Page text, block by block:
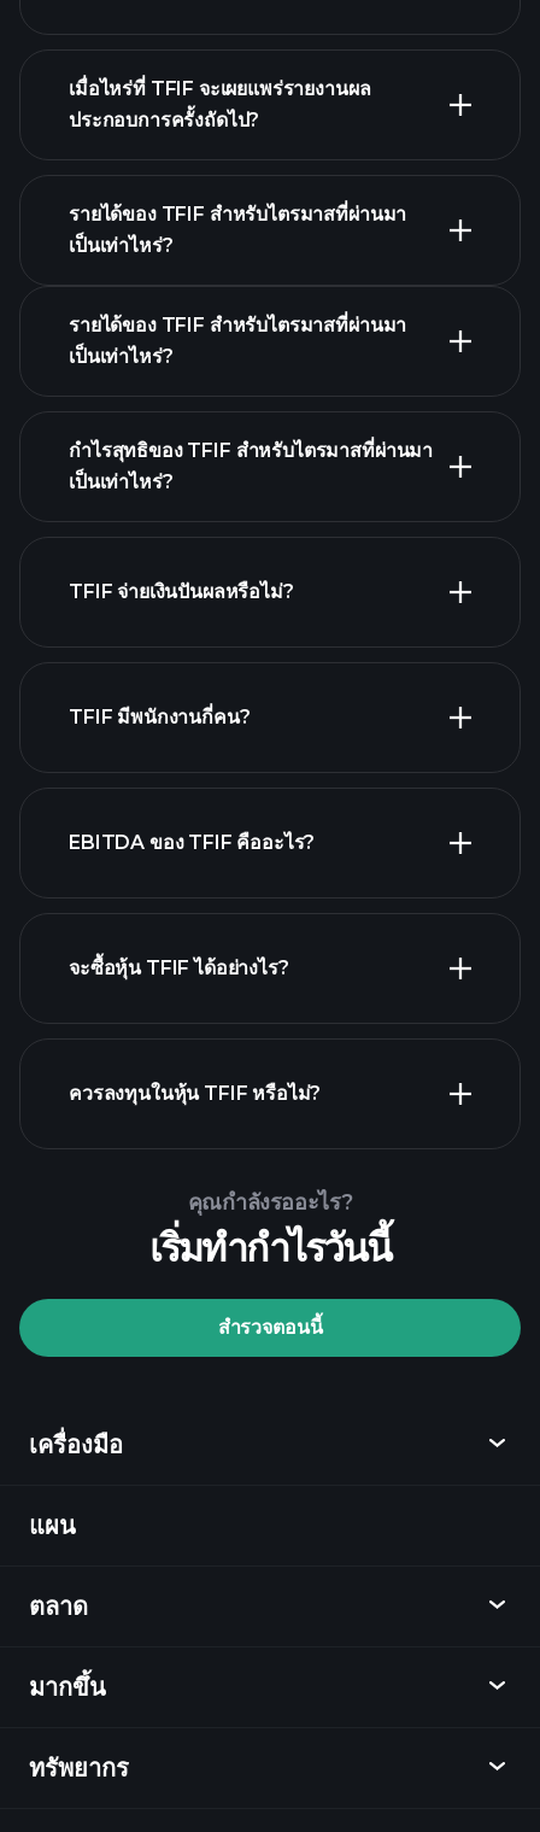
TFIF รายงานการเงิน
เมื่อไหร่ที่ TFIF จะเผยแพร่รายงานผล
ประกอบการครั้งถัดไป?
ปฏิทินผลประกอบการ
รายได้ของ TFIF สำหรับไตรมาสที่ผ่านมา
เป็นเท่าไหร่?
การของ TFIF
รายได้ของ TFIF สำหรับไตรมาสที่ผ่านมา
เป็นเท่าไหร่?
กำไรสุทธิของ TFIF สำหรับไตรมาสที่ผ่านมา
เป็นเท่าไหร่?
TFIF จ่ายเงินปันผลหรือไม่?
TFIF มีพนักงานกี่คน?
ที่สุด
EBITDA ของ TFIF คืออะไร?
รายงานทางการเงิน TFIF
จะซื้อหุ้น TFIF ได้อย่างไร?
Playtrade Tournaments
โบรกเกอร์ที่แนะนำ
ควรลงทุนในหุ้น TFIF หรือไม่?
ที่ขับเคลื่อนด้วย AI
คุณกำลังรออะไร?
เริ่มทำกำไรวันนี้
สำรวจตอนนี้
เครื่องมือ
ค้นพบ
ศูนย์กลางการเรียนรู้
แผน
ตลาด
ภาพรวม
มากขึ้น
เป็นพันธมิตร
ทรัพยากร